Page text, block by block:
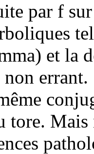
par f sur
et la
non
tore. Mais